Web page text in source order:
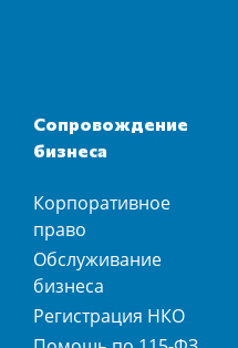
Сопровождение
бизнеса
Корпоративное
право
Обслуживание
бизнеса
Регистрация НКО